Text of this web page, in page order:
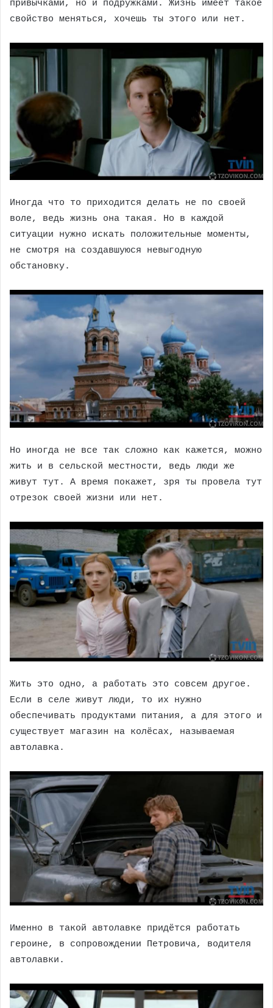
привычками, но и подружками. Жизнь имеет такое
свойство меняться, хочешь ты этого или нет.
Иногда что то приходится делать не по своей
воле, ведь жизнь она такая. Но в каждой
ситуации нужно искать положительные моменты,
не смотря на создавшуюся невыгодную
обстановку.
Но иногда не все так сложно как кажется, можно
жить и в сельской местности, ведь люди же
живут тут. А время покажет, зря ты провела тут
отрезок своей жизни или нет.
Жить это одно, а работать это совсем другое.
Если в селе живут люди, то их нужно
обеспечивать продуктами питания, а для этого и
существует магазин на колёсах, называемая
автолавка.
Именно в такой автолавке придётся работать
героине, в сопровождении Петровича, водителя
автолавки.